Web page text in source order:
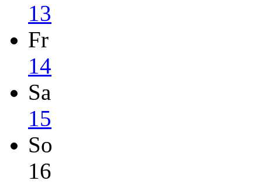
13
Fr
14
Sa
15
So
16